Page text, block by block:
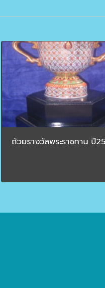
ถ้วยรางวัลพระราชทาน ปี